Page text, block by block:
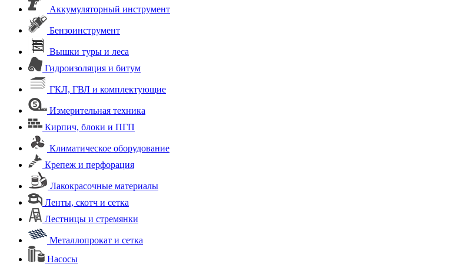
Аккумуляторный инструмент
Бензоинструмент
Вышки туры и леса
Гидроизоляция и битум
ГКЛ, ГВЛ и комплектующие
Измерительная техника
Кирпич, блоки и ПГП
Климатическое оборудование
Крепеж и перфорация
Лакокрасочные материалы
Ленты, скотч и сетка
Лестницы и стремянки
Металлопрокат и сетка
Насосы